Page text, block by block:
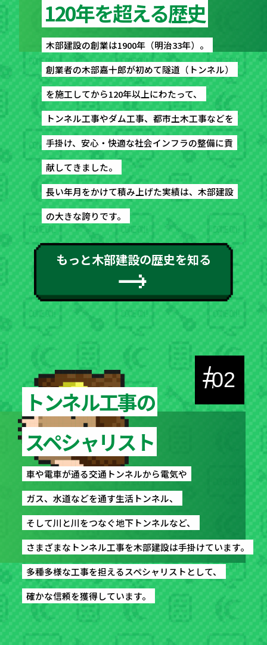
120年を超える歴史
120年を超える歴史
木部建設の創業は1900年（明治33年）。
創業者の木部嘉十郎が初めて隧道（トンネル）
を施工してから120年以上にわたって、
トンネル工事やダム工事、都市土木工事などを
手掛け、安心・快適な社会インフラの整備に貢
献してきました。
長い年月をかけて積み上げた実績は、木部建設
の大きな誇りです。
木部建設の創業は1900年（明治33年）。
創業者の木部嘉十郎が初めて隧道（トンネル）
を施工してから120年以上にわたって、
トンネル工事やダム工事、都市土木工事などを
手掛け、安心・快適な社会インフラの整備に貢
献してきました。
長い年月をかけて積み上げた実績は、木部建設
の大きな誇りです。
もっと木部建設の歴史を知る
#02
トンネル工事の
スペシャリスト
トンネル工事の
スペシャリスト
車や電車が通る交通トンネルから電気や
ガス、水道などを通す生活トンネル、
そして川と川をつなぐ地下トンネルなど、
さまざまなトンネル工事を木部建設は手掛けています。
多種多様な工事を担えるスペシャリストとして、
確かな信頼を獲得しています。
車や電車が通る交通トンネルから電気や
ガス、水道などを通す生活トンネル、
そして川と川をつなぐ地下トンネルなど、
さまざまなトンネル工事を木部建設は手掛けています。
多種多様な工事を担えるスペシャリストとして、
確かな信頼を獲得しています。